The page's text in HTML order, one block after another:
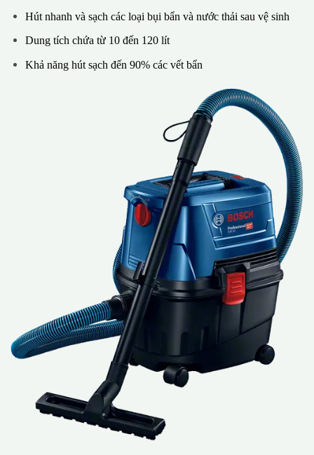
Hút nhanh và sạch các loại bụi bẩn và nước thải sau vệ sinh
Dung tích chứa từ 10 đến 120 lít
Khả năng hút sạch đến 90% các vết bẩn